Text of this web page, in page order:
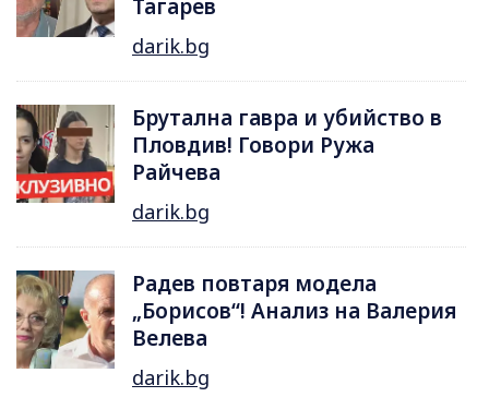
Тагарев
darik.bg
Брутална гавра и убийство в
Пловдив! Говори Ружа
Райчева
darik.bg
Радев повтаря модела
„Борисов“! Анализ на Валерия
Велева
darik.bg